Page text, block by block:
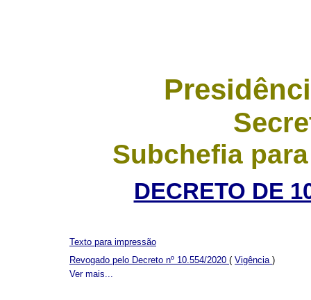
Subchefia
DECRETO DE
Ver mais...
Texto para impressão
Revogado pelo Decreto nº 10.554/2020 ( Vigência )